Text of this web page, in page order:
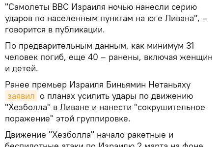
"Самолеты ВВС Израиля ночью нанесли серию
ударов по населенным пунктам на юге Ливана", –
говорится в публикации.
По предварительным данным, как минимум 31
человек погиб, еще 40 – ранены, включая женщин
и детей.
Ранее премьер Израиля Биньямин Нетаньяху
заявил о планах усилить удары по движению
"Хезболла" в Ливане и нанести "сокрушительное
поражение" этой группировке.
Движение "Хезболла" начало ракетные и